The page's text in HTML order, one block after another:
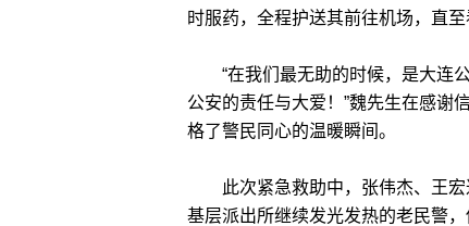
时服药，全程护送其前往机场，直
“在我们最无助的时候，是大连公
公安的责任与大爱！”魏先生在感谢
格了警民同心的温暖瞬间。
此次紧急救助中，张伟杰、王宏
基层派出所继续发光发热的老民警